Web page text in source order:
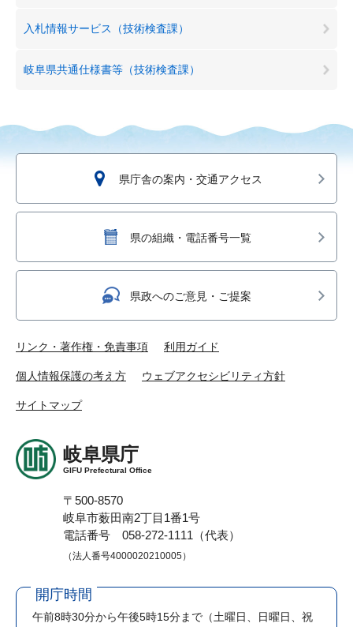
入札情報サービス（技術検査課）
岐阜県共通仕様書等（技術検査課）
県庁舎の案内・交通アクセス
県の組織・電話番号一覧
県政へのご意見・ご提案
リンク・著作権・免責事項 利用ガイド
個人情報保護の考え方 ウェブアクセシビリティ方針
サイトマップ
岐阜県庁
GIFU Prefectural Office
〒500-8570
岐阜市薮田南2丁目1番1号
電話番号 058-272-1111（代表）
（法人番号4000020210005）
開庁時間
午前8時30分から午後5時15分まで （土曜日、日曜日、祝